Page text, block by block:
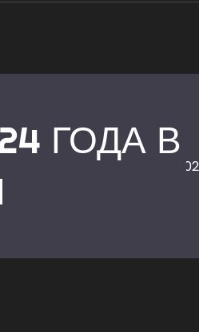
ГОДА В
Модные цвета одежды